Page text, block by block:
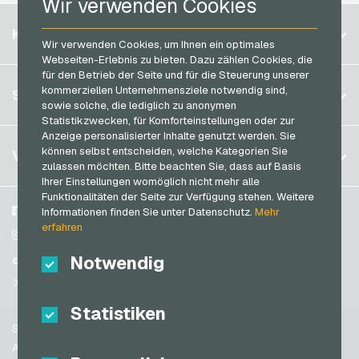
Wir verwenden Cookies
Wir verwenden Cookies, um Ihnen ein optimales
Webseiten-Erlebnis zu bieten. Dazu zählen Cookies, die
für den Betrieb der Seite und für die Steuerung unserer
kommerziellen Unternehmensziele notwendig sind,
sowie solche, die lediglich zu anonymen
Statistikzwecken, für Komforteinstellungen oder zur
Anzeige personalisierter Inhalte genutzt werden. Sie
können selbst entscheiden, welche Kategorien Sie
zulassen möchten. Bitte beachten Sie, dass auf Basis
Ihrer Einstellungen womöglich nicht mehr alle
Funktionalitäten der Seite zur Verfügung stehen. Weitere
Informationen finden Sie unter Datenschutz.Mehr
erfahren
Notwendig
Statistiken
RTL+ Geschenkkarten
Saturn Geschenkkarten
Shell Geschenkkarten
Spotify Premium Geschenkkarten
Thalia Geschenkkarten
TikTok Geschenkkarten
toom Geschenkkarten
Wolt Geschenkkarten
World of Sweets Geschenkkarten
Wunschgutschein Geschenkkarten
Zalando Geschenkkarten
Razer Gold Bezahlkarten
Transcash Bezahlkarten
Belgien
Brasilien
Deutschland (DE)
Deutschland (EN)
Frankreich
Italien
Niederlande
Österreich
Portugal
Schweiz (DE)
Schweiz (IT)
KONTO
Registrieren
Anmelden
Mein Warenkorb
SERVICE
FAQ
Zahlungsmethoden
&Widerrufsrecht
Datenschutzrichtlinien
VGO-SHOP
Über uns
Blog
Partner
Facebook
Instagram
TikTok
Support
AGB